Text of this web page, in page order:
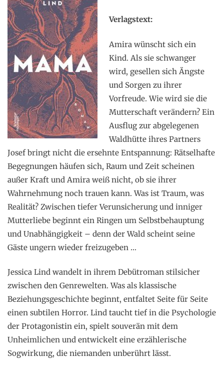
Verlagstext:
Amira wünscht sich ein
Kind. Als sie schwanger
wird, gesellen sich Ängste
und Sorgen zu ihrer
Vorfreude. Wie wird sie die
Mutterschaft verändern? Ein
Ausflug zur abgelegenen
Waldhütte ihres Partners
Josef bringt nicht die ersehnte Entspannung: Rätselhafte
Begegnungen häufen sich, Raum und Zeit scheinen
außer Kraft und Amira weiß nicht, ob sie ihrer
Wahrnehmung noch trauen kann. Was ist Traum, was
Realität? Zwischen tiefer Verunsicherung und inniger
Mutterliebe beginnt ein Ringen um Selbstbehauptung
und Unabhängigkeit – denn der Wald scheint seine
Gäste ungern wieder freizugeben …
Jessica Lind wandelt in ihrem Debütroman stilsicher
zwischen den Genrewelten. Was als klassische
Beziehungsgeschichte beginnt, entfaltet Seite für Seite
einen subtilen Horror. Lind taucht tief in die Psychologie
der Protagonistin ein, spielt souverän mit dem
Unheimlichen und entwickelt eine erzählerische
Sogwirkung, die niemanden unberührt lässt.